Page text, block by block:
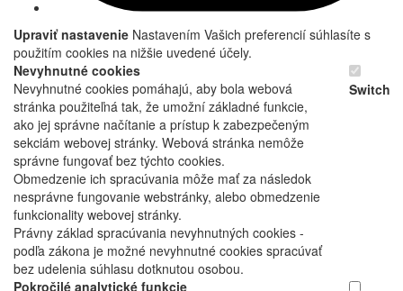
Upraviť nastavenie Nastavením Vašich preferencií súhlasíte s
použitím cookies na nižšie uvedené účely.
Nevyhnutné cookies
Nevyhnutné cookies pomáhajú, aby bola webová
stránka použiteľná tak, že umožní základné funkcie,
ako jej správne načítanie a prístup k zabezpečeným
sekciám webovej stránky. Webová stránka nemôže
správne fungovať bez týchto cookies.
Obmedzenie ich spracúvania môže mať za následok
nesprávne fungovanie webstránky, alebo obmedzenie
funkcionality webovej stránky.
Právny základ spracúvania nevyhnutných cookies -
podľa zákona je možné nevyhnutné cookies spracúvať
bez udelenia súhlasu dotknutou osobou.
Switch
Pokročilé analytické funkcie